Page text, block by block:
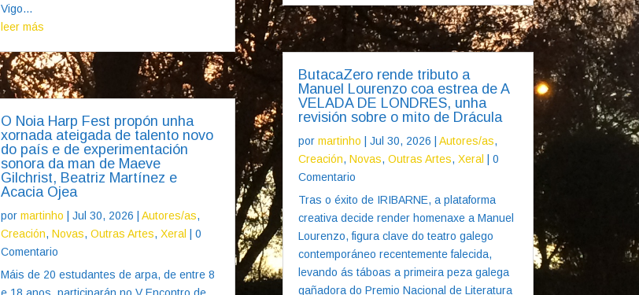
Vigo...
leer más
O Noia Harp Fest propón unha
xornada ateigada de talento novo
do país e de experimentación
sonora da man de Maeve
Gilchrist, Beatriz Martínez e
Acacia Ojea
por martinho Jul 30, 2026 Autores/as,
Creación, Novas, Outras Artes, Xeral
| 0
Comentario
Máis de 20 estudantes de arpa, de entre 8
ButacaZero rende tributo a
Manuel Lourenzo coa estrea de A
VELADA DE LONDRES, unha
revisión sobre o mito de Drácula
por martinho Jul 30, 2026 Autores/as,
Creación, Novas, Outras Artes, Xeral
| 0
Comentario
Tras o éxito de IRIBARNE, a plataforma
creativa decide render homenaxe a Manuel
Lourenzo, figura clave do teatro galego
contemporáneo recentemente falecida,
levando ás táboas a primeira peza galega
gañadora do Premio Nacional de Literatura